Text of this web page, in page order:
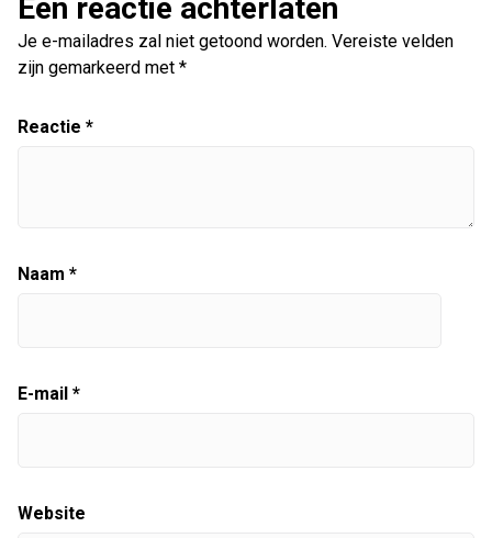
Een reactie achterlaten
Je e-mailadres zal niet getoond worden. Vereiste velden
zijn gemarkeerd met *
Reactie *
Naam *
E-mail *
Website